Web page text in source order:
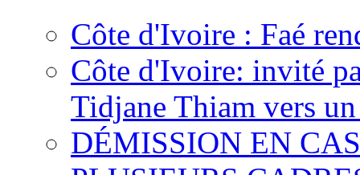
Côte d'Ivoire : Faé
Côte d'Ivoire: invité
Tidjane Thiam vers
DÉMISSION EN